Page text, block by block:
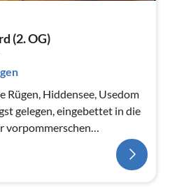
(2. OG)
Rügen, Hiddensee, Usedom
gelegen, eingebettet in die
vorpommerschen